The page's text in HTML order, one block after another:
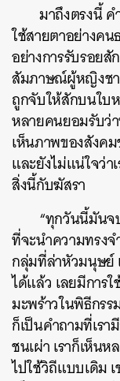
มาถึงตรงนี้ ค
ใช้สายตาอย่างค
อย่างการรับรอย
สัมภาษณ์ผู้หญิงชา
ถูกจับให้สักบนใบ
หลายคนยอมรับว่
เห็นภาพของสังค
และยังไม่แน่ใจว่า
สิ่งนี้กับฆัสรา
“ทุกวันนี้มันจ
ที่จะนำความทรง
กลุ่มที่ล่าหัวมนุษย์
ได้แล้ว เลยมีการ
มะพร้าวในพิธีกร
ก็เป็นคำถามที่เร
ชนเผ่า เราก็เห็น
ไปใช้วิถีแบบเดิม